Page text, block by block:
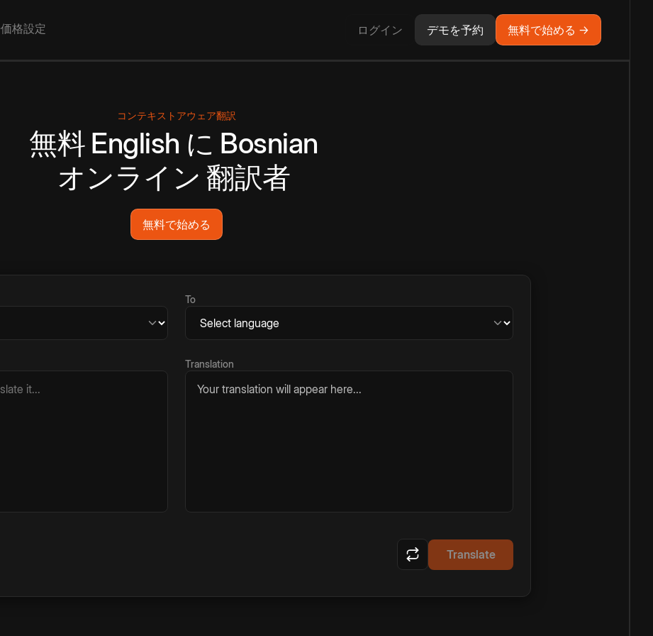
価格設定 ログイン デモを予約 無料で始める →
コンテキストアウェア翻訳
無料 English に Bosnian
オンライン 翻訳者
無料で始める
To
Translation
Your translation will appear here...
Translate